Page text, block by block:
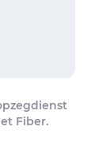
Fiber.